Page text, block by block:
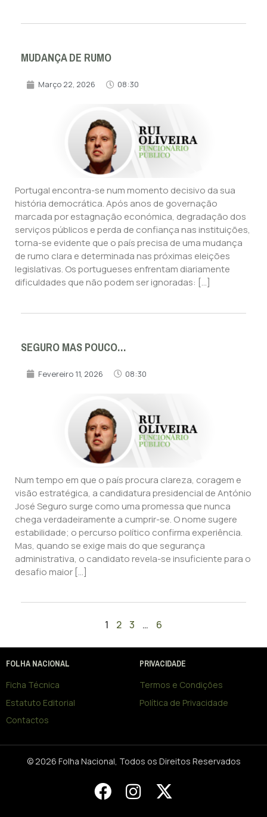
MUDANÇA DE RUMO
Março 22, 2026 08:30
Portugal encontra-se num momento decisivo da sua
história democrática. Após anos de governação
marcada por estagnação económica, degradação dos
serviços públicos e perda de confiança nas instituições,
torna-se evidente que o país precisa de uma mudança
de rumo clara e determinada nas próximas eleições
legislativas. Os portugueses enfrentam diariamente
dificuldades que não podem ser ignoradas: […]
SEGURO MAS POUCO…
Fevereiro 11, 2026 08:30
Num tempo em que o país procura clareza, coragem e
visão estratégica, a candidatura presidencial de António
José Seguro surge como uma promessa que nunca
chega verdadeiramente a cumprir-se. O nome sugere
estabilidade; o percurso político confirma experiência.
Mas, quando se exige mais do que segurança
administrativa, o candidato revela-se insuficiente para o
desafio maior […]
1 2 3 … 6
FOLHA NACIONAL
Ficha Técnica
Estatuto Editorial
Contactos
PRIVACIDADE
Termos e Condições
Política de Privacidade
© 2026 Folha Nacional, Todos os Direitos Reservados